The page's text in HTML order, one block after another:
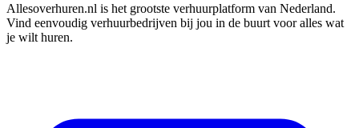
Allesoverhuren.nl is het grootste verhuurplatform van Nederland.
Vind eenvoudig verhuurbedrijven bij jou in de buurt voor alles wat
je wilt huren.